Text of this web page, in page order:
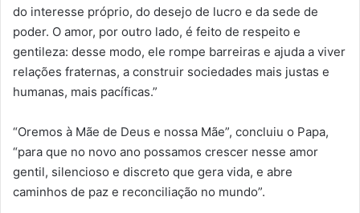
do interesse próprio, do desejo de lucro e da sede de
poder. O amor, por outro lado, é feito de respeito e
gentileza: desse modo, ele rompe barreiras e ajuda a viver
relações fraternas, a construir sociedades mais justas e
humanas, mais pacíficas.”
“Oremos à Mãe de Deus e nossa Mãe”, concluiu o Papa,
“para que no novo ano possamos crescer nesse amor
gentil, silencioso e discreto que gera vida, e abre
caminhos de paz e reconciliação no mundo”.